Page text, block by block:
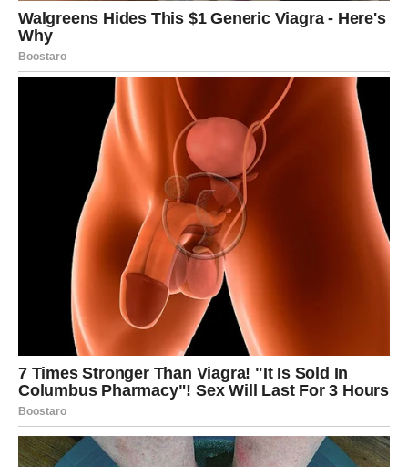
si imao/la osećaj da se tvoj trud ne primećuje – ali sada
dolazi trenutak kada se stvari pomeraju.
Moguće su:
iznenadne prilike ili pozivi
priznanje za rad koji je ranije bio zanemaren
finansijsko olakšanje ili neočekivani priliv
nova ideja koja ima potencijal da donese dugoročnu
stabilnost
Ovan u ovom periodu dobija vetar u leđa. Ako si
planirao/la promenu posla, pokretanje nečeg novog ili
razgovor koji si odlagao/la – sada je pravi trenutak. Magija
se ovde ogleda u tome što se prepreke smanjuju, a
rešenja dolaze brže nego inače.